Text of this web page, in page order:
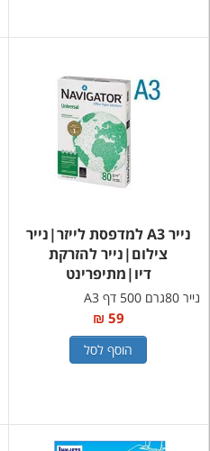
נייר A3 למדפסת לייזר|נייר
צילום|נייר להזרקת
דיו|מתיפרינט
נייר 80גרם 500 דף A3
59 ₪
הוסף לסל